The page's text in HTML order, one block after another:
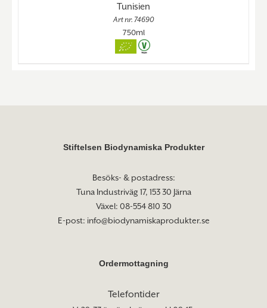
Tunisien
Art nr. 74690
750ml
Stiftelsen Biodynamiska Produkter
Besöks- & postadress:
Tuna Industriväg 17, 153 30 Järna
Växel: 08-554 810 30
E-post: info@biodynamiskaprodukter.se
Ordermottagning
Telefontider